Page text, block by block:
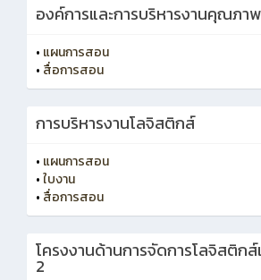
องค์การและการบริหารงานคุณภาพ
• แผนการสอน
• สื่อการสอน
การบริหารงานโลจิสติกส์
• แผนการสอน
•ใบงาน
• สื่อการสอน
โครงงานด้านการจัดการโลจิสติก
2